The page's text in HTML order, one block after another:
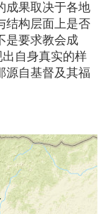
成果取决于各地
结构层面上是否
是要求教会成
自身真实的样
源自基督及其福